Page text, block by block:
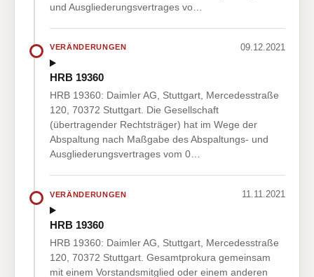
und Ausgliederungsvertrages vo…
VERÄNDERUNGEN 09.12.2021
HRB 19360
HRB 19360: Daimler AG, Stuttgart, Mercedesstraße
120, 70372 Stuttgart. Die Gesellschaft
(übertragender Rechtsträger) hat im Wege der
Abspaltung nach Maßgabe des Abspaltungs- und
Ausgliederungsvertrages vom 0…
VERÄNDERUNGEN 11.11.2021
HRB 19360
HRB 19360: Daimler AG, Stuttgart, Mercedesstraße
120, 70372 Stuttgart. Gesamtprokura gemeinsam
mit einem Vorstandsmitglied oder einem anderen